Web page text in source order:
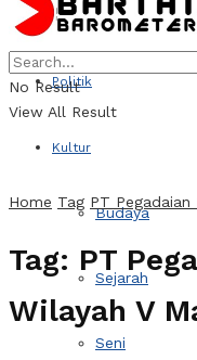
Kotamobagu
Politik
Kultur
Budaya
Sejarah
Seni
No Result
View All Result
Home Tag PT
Tag: PT
Wilayah V